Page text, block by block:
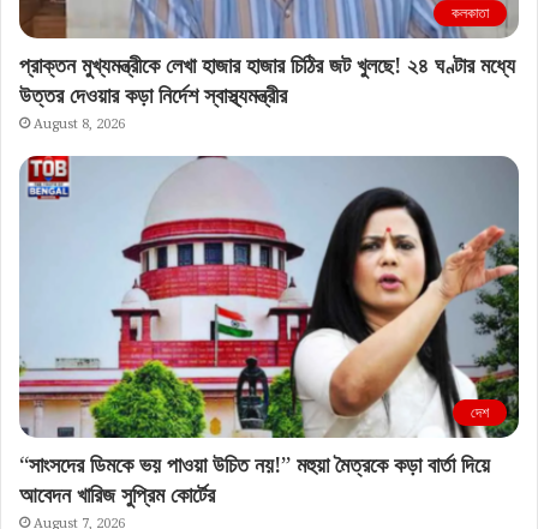
কলকাতা
প্রাক্তন মুখ্যমন্ত্রীকে লেখা হাজার হাজার চিঠির জট খুলছে! ২৪ ঘণ্টার মধ্যে
উত্তর দেওয়ার কড়া নির্দেশ স্বাস্থ্যমন্ত্রীর
August 8, 2026
দেশ
“সাংসদের ডিমকে ভয় পাওয়া উচিত নয়!” মহুয়া মৈত্রকে কড়া বার্তা দিয়ে
আবেদন খারিজ সুপ্রিম কোর্টের
August 7, 2026